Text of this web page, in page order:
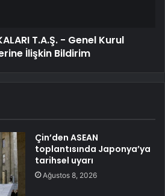
T.A.Ş. - Genel Kurul
İlişkin Bildirim
Çin’den ASEAN
toplantısında Japonya’ya
tarihsel uyarı
Ağustos 8, 2026